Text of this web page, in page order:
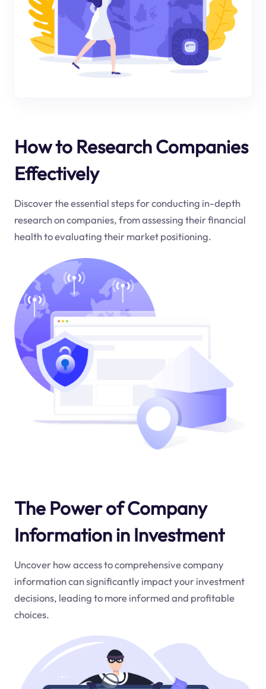
How to Research Companies
Effectively
Discover the essential steps for conducting in-depth
research on companies, from assessing their financial
health to evaluating their market positioning.
The Power of Company
Information in Investment
Uncover how access to comprehensive company
information can significantly impact your investment
decisions, leading to more informed and profitable
choices.